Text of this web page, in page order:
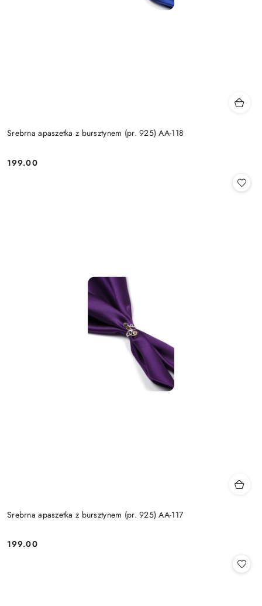
Srebrna apaszetka z bursztynem (pr. 925) AA-118
Cena:
199.00
Srebrna apaszetka z bursztynem (pr. 925) AA-117
Cena:
199.00